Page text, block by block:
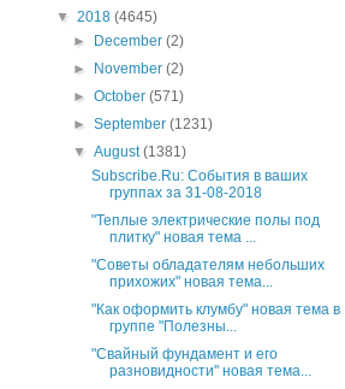
▼ 2018 (4645)
►
December(2)
►
November(2)
►October(571)
►September(1231)
▼August(1381)
Subscribe.Ru: События в ваших
группах за 31-08-2018
"Теплые электрические полы под
плитку" новая тема ...
"Советы обладателям небольших
прихожих" новая тема...
"Как оформить клумбу" новая тема в
группе "Полезны...
"Свайный фундамент и его
разновидности" новая тема...